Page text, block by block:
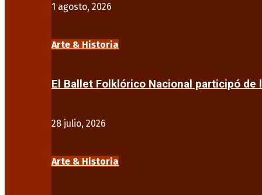
1 agosto, 2026
Arte & Historia
El Ballet Folklórico Nacional participó de
28 julio, 2026
Arte & Historia